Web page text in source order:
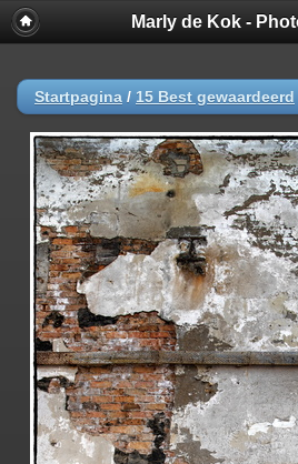
Marly de Kok -
Startpagina / 15 Best gewaardeerd